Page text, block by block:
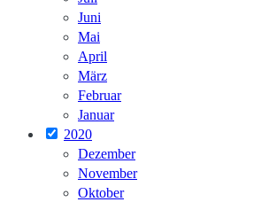
Juni
Mai
April
März
Februar
Januar
2020
Dezember
November
Oktober